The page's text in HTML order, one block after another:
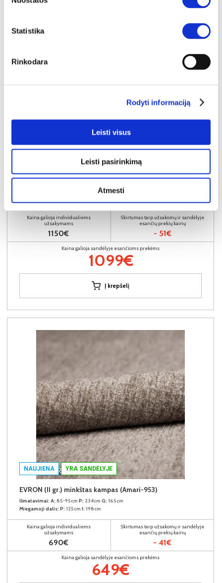
Statistika
Rinkodara
Rodyti informaciją
Leisti visus
Leisti pasirinkimą
Atmesti
YRA SANDĖLYJE
DORIAN (III gr.) minkštas kampas (Bubble-04) K
263cmG:170-235cm
Kaina galioja individualiems
užsakymams
1150€
Skirtumas tarp užsakomų ir sandėlyje
esančių prekių kainų
- 51€
Kaina galioja sandėlyje esančioms prekėms
1099€
Į krepšelį
NAUJIENA YRA SANDĖLYJE
EVRON (II gr.) minkštas kampas (Amari-953)
Išmatavimai: A: 85-95cm P: 234cm G: 165cm
Miegamoji dalis: P: 125cm I: 198cm
Kaina galioja individualiems
užsakymams
690€
Skirtumas tarp užsakomų ir sandėlyje
esančių prekių kainų
- 41€
Kaina galioja sandėlyje esančioms prekėms
649€